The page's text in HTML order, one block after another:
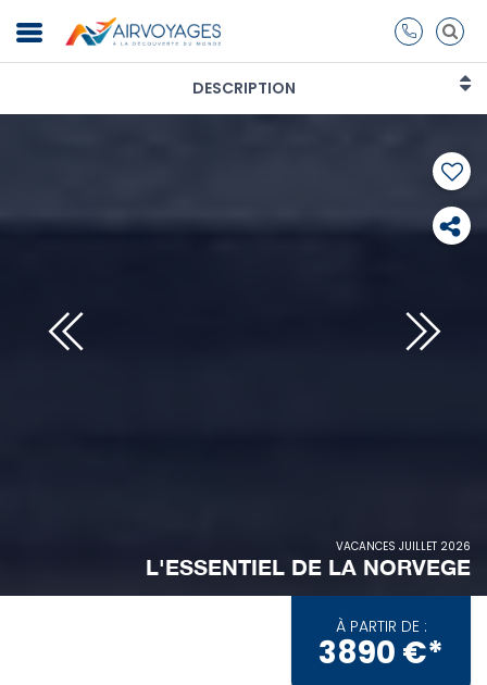
DESCRIPTION
VACANCES JUILLET 2026
L'ESSENTIEL DE LA NORVEGE
À PARTIR DE :
3890 €*